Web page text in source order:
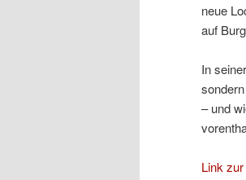
neue
auf
In
– und
Link